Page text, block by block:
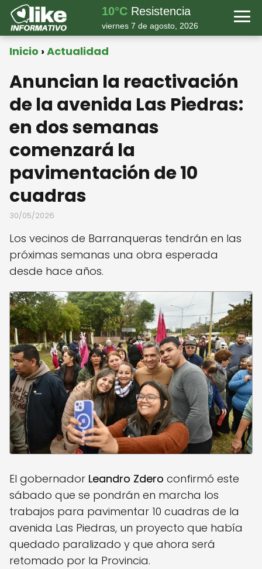
10°CResistencia
viernes 7 de agosto, 2026
Inicio Actualidad
Anuncian la reactivación
de la avenida Las Piedras:
en dos semanas
comenzará la
pavimentación de 10
cuadras
30/05/2026
Los vecinos de Barranqueras tendrán en las
próximas semanas una obra esperada
desde hace años.
El gobernador Leandro Zdero confirmó este
sábado que se pondrán en marcha los
trabajos para pavimentar 10 cuadras de la
avenida Las Piedras, un proyecto que había
quedado paralizado y que ahora será
retomado por la Provincia.